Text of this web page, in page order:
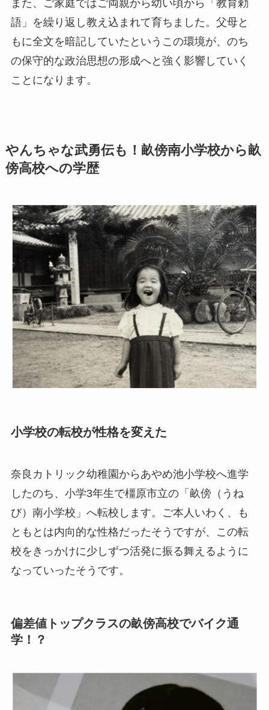
また、ご家庭ではご両親から幼い頃から「教育勅
語」を繰り返し教え込まれて育ちました。父母と
もに全文を暗記していたというこの環境が、のち
の保守的な政治思想の形成へと強く影響していく
ことになります。
やんちゃな武勇伝も！畝傍南小学校から畝
傍高校への学歴
小学校の転校が性格を変えた
奈良カトリック幼稚園からあやめ池小学校へ進学
したのち、小学3年生で橿原市立の「畝傍（うね
び）南小学校」へ転校します。ご本人いわく、も
ともとは内向的な性格だったそうですが、この転
校をきっかけに少しずつ活発に振る舞えるように
なっていったそうです。
偏差値トップクラスの畝傍高校でバイク通
学！？